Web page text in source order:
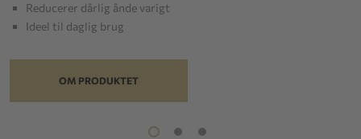
Reducerer dårlig ånde varigt
Ideel til daglig brug
OM PRODUKTET